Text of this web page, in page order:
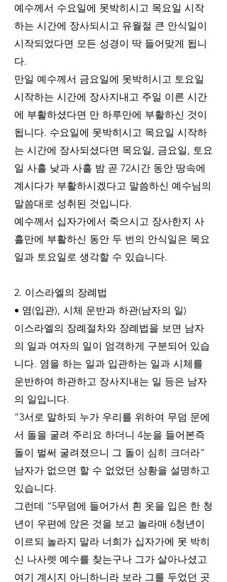
예수께서 수요일에 못박히시고 목요일 시작
하는 시간에 장사되시고 유월절 큰 안식일이
시작되었다면 모든 성경이 딱 들어맞게 됩니
다.
만일 예수께서 금요일에 못박히시고 토요일
시작하는 시간에 장사지내고 주일 이른 시간
에 부활하셨다면 만 하루만에 부활하신 것이
됩니다. 수요일에 못박히시고 목요일 시작하
는 시간에 장사되셨다면 목요일, 금요일, 토요
일 사흘 낮과 사흘 밤 곧 72시간 동안 땅속에
계시다가 부활하시겠다고 말씀하신 예수님의
말씀대로 성취된 것입니다.
예수께서 십자가에서 죽으시고 장사한지 사
흘만에 부활하신 동안 두 번의 안식일은 목요
일과 토요일로 생각할 수 있습니다.
2. 이스라엘의 장례법
• 염(입관), 시체 운반과 하관(남자의 일)
이스라엘의 장례절차와 장례법을 보면 남자
의 일과 여자의 일이 엄격하게 구분되어 있습
니다. 염을 하는 일과 입관하는 일과 시체를
운반하여 하관하고 장사지내는 일 등은 남자
의 일입니다.
“3서로 말하되 누가 우리를 위하여 무덤 문에
서 돌을 굴려 주리요 하더니 4눈을 들어본즉
돌이 벌써 굴려졌으니 그 돌이 심히 크더라”
남자가 없으면 할 수 없었던 상황을 설명하고
있습니다.
그런데 “5무덤에 들어가서 흰 옷을 입은 한 청
년이 우편에 앉은 것을 보고 놀라매 6청년이
이르되 놀라지 말라 너희가 십자가에 못 박히
신 나사렛 예수를 찾는구나 그가 살아나셨고
여기 계시지 아니하니라 보라 그를 두었던 곳